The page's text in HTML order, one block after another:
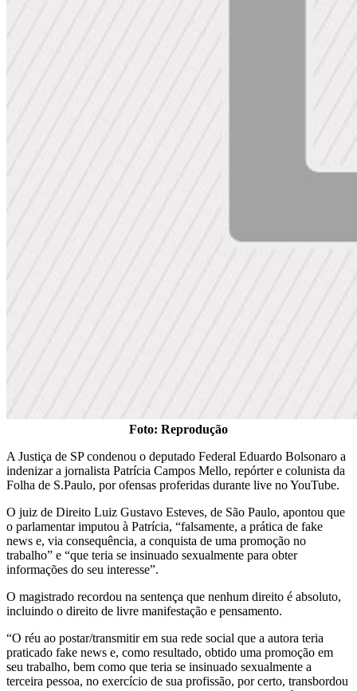
Foto: Reprodução
A Justiça de SP condenou o deputado Federal Eduardo Bolsonaro a
indenizar a jornalista Patrícia Campos Mello, repórter e colunista da
Folha de S.Paulo, por ofensas proferidas durante live no YouTube.
O juiz de Direito Luiz Gustavo Esteves, de São Paulo, apontou que
o parlamentar imputou à Patrícia, “falsamente, a prática de fake
news e, via consequência, a conquista de uma promoção no
trabalho” e “que teria se insinuado sexualmente para obter
informações do seu interesse”.
O magistrado recordou na sentença que nenhum direito é absoluto,
incluindo o direito de livre manifestação e pensamento.
“O réu ao postar/transmitir em sua rede social que a autora teria
praticado fake news e, como resultado, obtido uma promoção em
seu trabalho, bem como que teria se insinuado sexualmente a
terceira pessoa, no exercício de sua profissão, por certo, transbordou